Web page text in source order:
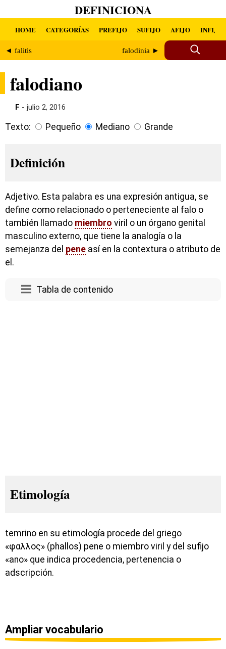
DEFINICIONA
HOME CATEGORÍAS PREFIJO SUFIJO AFIJO INFIJO
◄ falitis falodinia ►
falodiano
F - julio 2, 2016
Texto: Pequeño Mediano Grande
Definición
Adjetivo. Esta palabra es una expresión antigua, se
define como relacionado o perteneciente al falo o
también llamado miembro viril o un órgano genital
masculino externo, que tiene la analogía o la
semejanza del pene así en la contextura o atributo de
el.
Tabla de contenido
Etimología
temrino en su etimología procede del griego
«φαλλος» (phallos) pene o miembro viril y del sufijo
«ano» que indica procedencia, pertenencia o
adscripción.
Ampliar vocabulario